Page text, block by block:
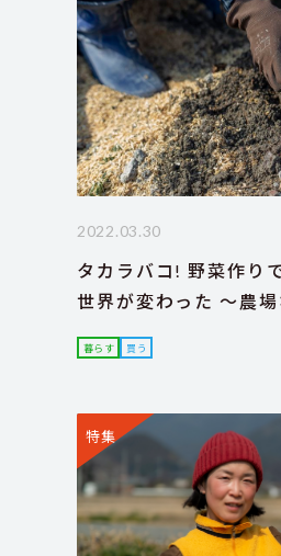
2022.03.30
タカラバコ! 野菜作り
世界が変わった ～農
暮らす 買う
特集